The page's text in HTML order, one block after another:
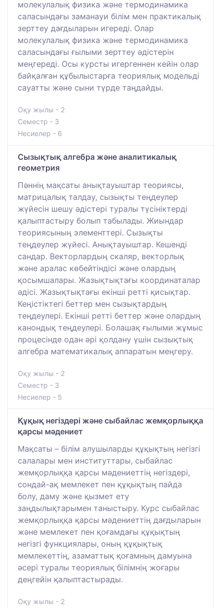
молекулалық физика және термодинамика
саласындағы заманауи білім мен практикалық
зерттеу дағдыларын игереді. Олар
молекулалық физика және термодинамика
саласындағы ғылыми зерттеу әдістерін
меңгереді. Осы курсты игергеннен кейін олар
байқалған құбылыстарға теориялық модельді
сауатты және сыни түрде таңдайды.
Оқу жылы - 2
Семестр - 3
Несиелер - 6
Сызықтық алгебра және аналитикалық
геометрия
Пәннің мақсаты анықтауыштар теориясы,
матрицалық талдау, сызықты теңдеулер
жүйесін шешу әдістері туралы түсініктерді
қалыптастыру болып табылады. Жиындар
теориясының элементтері. Сызықты
теңдеулер жүйесі. Анықтауыштар. Кешенді
сандар. Векторлардың скаляр, векторлық
және аралас көбейтіндісі және олардың
қосымшалары. Жазықтықтағы координаталар
әдісі. Жазықтықтағы екінші ретті қисықтар.
Кеңістіктегі беттер мен сызықтардың
теңдеулері. Екінші ретті беттер және олардың
канондық теңдеулері. Болашақ ғылыми жұмыс
процесінде одан әрі қолдану үшін сызықтық
алгебра математикалық аппаратын меңгеру.
Оқу жылы - 2
Семестр - 3
Несиелер - 5
Құқық негіздері және сыбайлас жемқорлыққа
қарсы мәдениет
Мақсаты – білім алушыларды құқықтың негізгі
салалары мен институттары, сыбайлас
жемқорлыққа қарсы мәдениеттің негіздері,
сондай-ақ мемлекет пен құқықтың пайда
болу, даму және қызмет ету
заңдылықтарымен таныстыру. Курс сыбайлас
жемқорлыққа қарсы мәдениеттің дағдыларын
және мемлекет пен қоғамдағы құқықтың
негізгі функциялары, оның құқықтық
мемлекеттің, азаматтық қоғамның дамуына
әсері туралы теориялық білімнің жоғары
деңгейін қалыптастырады.
Оқу жылы - 2